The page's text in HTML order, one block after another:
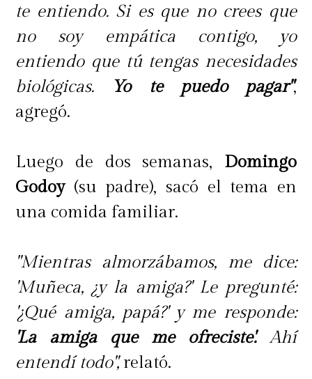
te entiendo. Si es que no crees que
no soy empática contigo, yo
entiendo que tú tengas necesidades
biológicas.
Yo te puedo pagar",
agregó.
Luego de dos semanas, Domingo
Godoy(su padre), sacó el tema en
una comida familiar.
"Mientras almorzábamos, me dice:
'Muñeca, ¿y la amiga?' Le pregunté:
'¿Qué amiga, papá?' y me responde:
'La amiga que me ofreciste'.Ahí
entendí todo",relató.